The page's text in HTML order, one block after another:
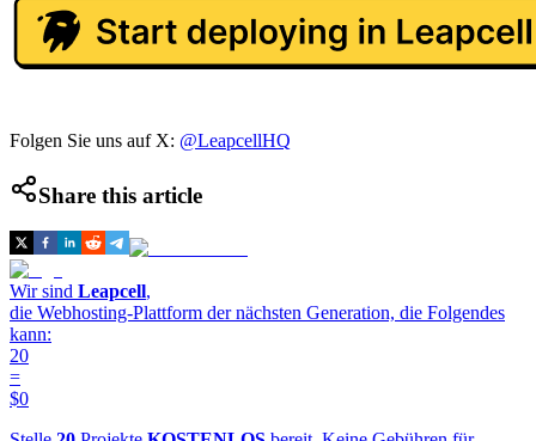
Folgen Sie uns auf X: @LeapcellHQ
Share this article
Wir sind Leapcell,
die Webhosting-Plattform der nächsten Generation, die Folgendes
kann:
20
=
$0